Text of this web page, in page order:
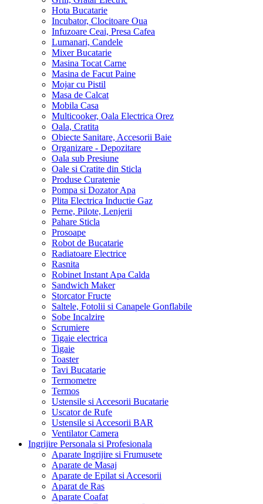
Hota Bucatarie
Incubator, Clocitoare Oua
Infuzoare Ceai, Presa Cafea
Lumanari, Candele
Mixer Bucatarie
Masina Tocat Carne
Masina de Facut Paine
Mojar cu Pistil
Masa de Calcat
Mobila Casa
Multicooker, Oala Electrica Orez
Oala, Cratita
Obiecte Sanitare, Accesorii Baie
Organizare - Depozitare
Oala sub Presiune
Oale si Cratite din Sticla
Produse Curatenie
Pompa si Dozator Apa
Plita Electrica Inductie Gaz
Perne, Pilote, Lenjerii
Pahare Sticla
Prosoape
Robot de Bucatarie
Radiatoare Electrice
Rasnita
Robinet Instant Apa Calda
Sandwich Maker
Storcator Fructe
Saltele, Fotolii si Canapele Gonflabile
Sobe Incalzire
Scrumiere
Tigaie electrica
Tigaie
Toaster
Tavi Bucatarie
Termometre
Termos
Ustensile si Accesorii Bucatarie
Uscator de Rufe
Ustensile si Accesorii BAR
Ventilator Camera
Ingrijire Personala si Profesionala
Aparate Ingrijire si Frumusete
Aparate de Masaj
Aparate de Epilat si Accesorii
Aparat de Ras
Aparate Coafat